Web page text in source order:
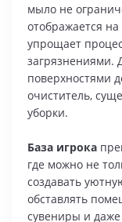
мыло не
отображается
упрощает
загрязнениями.
поверхностями
очиститель,
уборки.
База игрока
где можно не
создавать
обставлять
сувениры и